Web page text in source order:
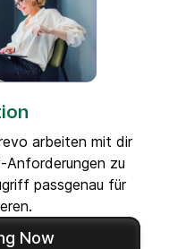
arbeiten mit dir
Anforderungen zu
passgenau für
Now